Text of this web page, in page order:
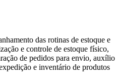
das rotinas de estoque e
e controle de estoque físico,
de pedidos para envio, auxílio
e inventário de produtos